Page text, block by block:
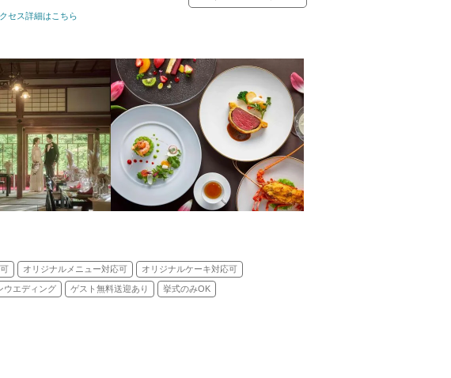
名 ～ 90名 挙式スタイル:
セス詳細はこちら
オリジナルメニュー対応可 オリジナルケーキ対応可
ウエディング ゲスト無料送迎あり 挙式のみOK